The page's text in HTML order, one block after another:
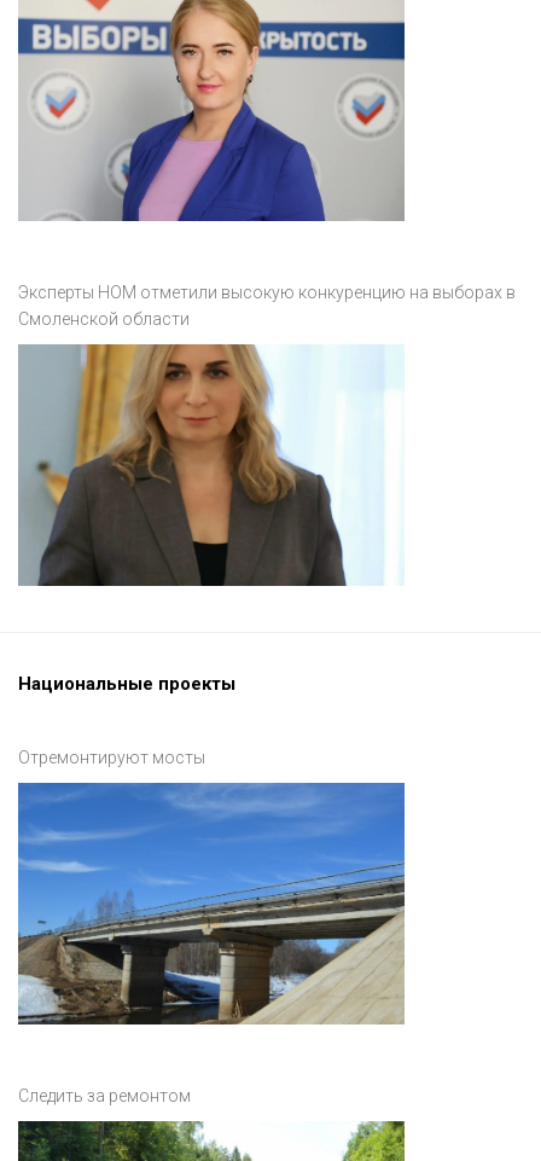
Эксперты НОМ отметили высокую конкуренцию на выборах в
Смоленской области
Национальные проекты
Отремонтируют мосты
Следить за ремонтом